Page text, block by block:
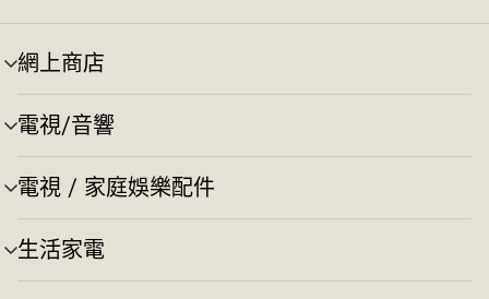
網上商店
選
單
切
換
電視/音響
選
單
切
換
電視 / 家庭娛樂配件
選
單
切
換
生活家電
選
單